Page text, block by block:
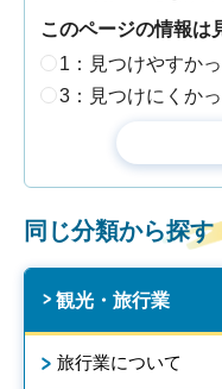
このページの情報は
1：見つけやすか
3：見つけにくか
同じ分類から探す
観光・旅行業
旅行業について